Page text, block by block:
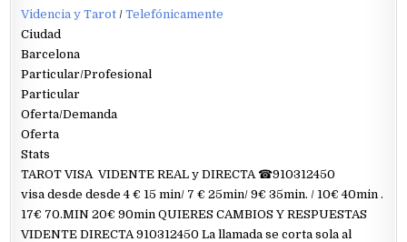
Videncia y Tarot /Telefónicamente
Ciudad
Barcelona
Particular/Profesional
Particular
Oferta/Demanda
Oferta
Stats
TAROT VISA VIDENTE REAL y DIRECTA ☎910312450
visa desde desde 4 € 15 min/ 7 € 25min/ 9€ 35min. / 10€ 40min .
17€ 70.MIN 20€ 90min QUIERES CAMBIOS Y RESPUESTAS
VIDENTE DIRECTA 910312450 La llamada se corta sola al